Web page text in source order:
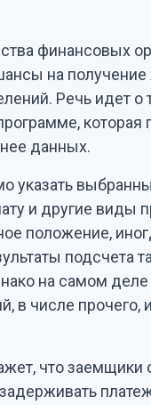
финансовых
на
Речь идет
данных.
указать
и другие виды
положение,
подсчета
на самом
числе прочего,
что заемщики